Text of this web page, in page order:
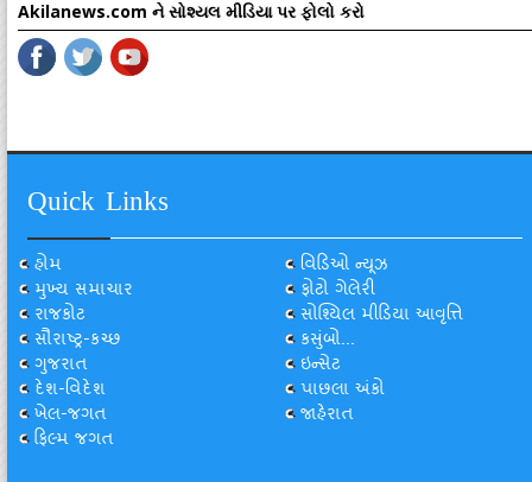
Akilanews.com ને સોશ્યલ મીડિયા પર ફોલો કરો
Quick Links
હોમ
મુખ્ય સમાચાર
રાજકોટ
સૌરાષ્ટ્ર-કચ્છ
ગુજરાત
દેશ-વિદેશ
ખેલ-જગત
ફિલ્મ જગત
વિડિઓ ન્યૂઝ
ફોટો ગેલેરી
સોશ્યિલ મીડિયા આવૃત્તિ
કસુંબો...
ઇન્સેટ
પાછલા અંકો
જાહેરાત